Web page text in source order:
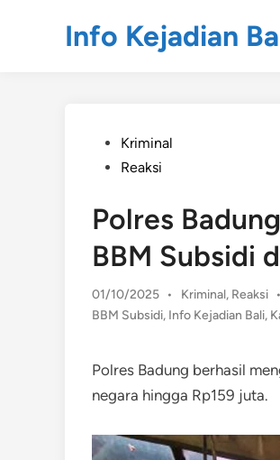
Info Kejadian
PostedKriminal
Reaksi
Polres
BBM Subsidi
01/10/2025 •
Posted
in
Kriminal, Reaksi
•
BBM Subsidi, Info Kejadian Bali,
Polres Badung berhasil
negara hingga Rp159 juta.